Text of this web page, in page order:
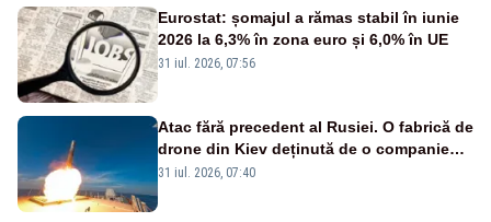
Eurostat: șomajul a rămas stabil în iunie
2026 la 6,3% în zona euro și 6,0% în UE
31 iul. 2026, 07:56
Atac fără precedent al Rusiei. O fabrică de
drone din Kiev deținută de o companie
americană, distrusă de o rachetă
31 iul. 2026, 07:40